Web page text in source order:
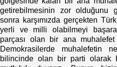
getirebilmesinin zor olduğunu
sonra karşımızda gerçekten
yerli ve milli olabilmeyi
parçası olan bir ana
Demokrasilerde muhalefetin
bilincinde olan bir parti olarak